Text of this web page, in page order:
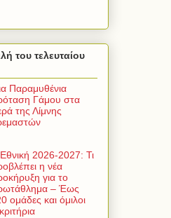
του τελευταίου
Παραμυθένια
Γάμου στα
της Λίμνης
Εθνική 2026-2027: Τι
η νέα
για το
– Έως
ομάδες και όμιλοι